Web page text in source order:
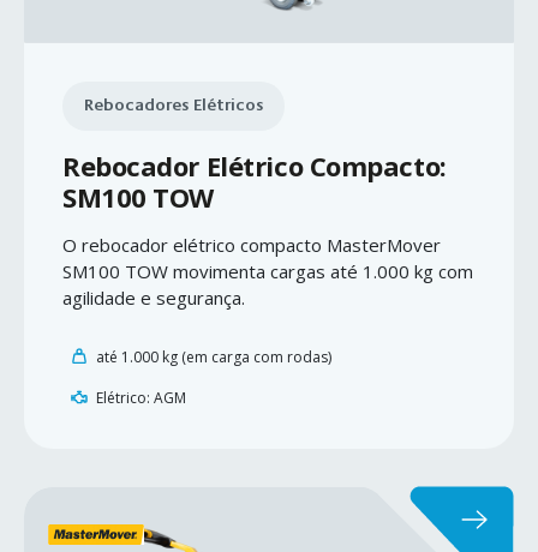
Rebocadores Elétricos
Rebocador Elétrico Compacto:
SM100 TOW
O rebocador elétrico compacto MasterMover
SM100 TOW movimenta cargas até 1.000 kg com
agilidade e segurança.
até 1.000 kg (em carga com rodas)
Elétrico: AGM